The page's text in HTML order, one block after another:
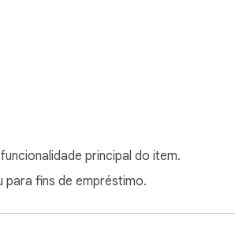
principal do item.
fins de empréstimo.